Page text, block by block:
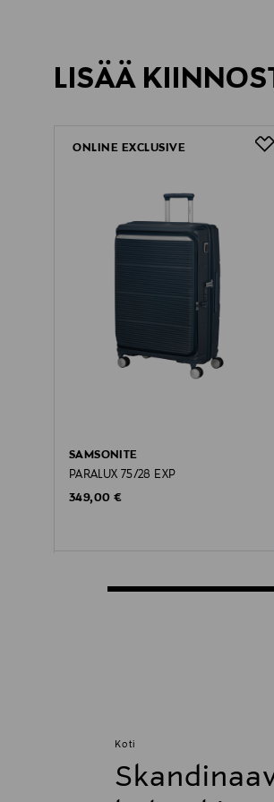
LISÄÄ
ONLINE EXCLUSIVE
SAMSONITE
PARALUX 75/28 EXP
Original Price
349,00 €
Koti